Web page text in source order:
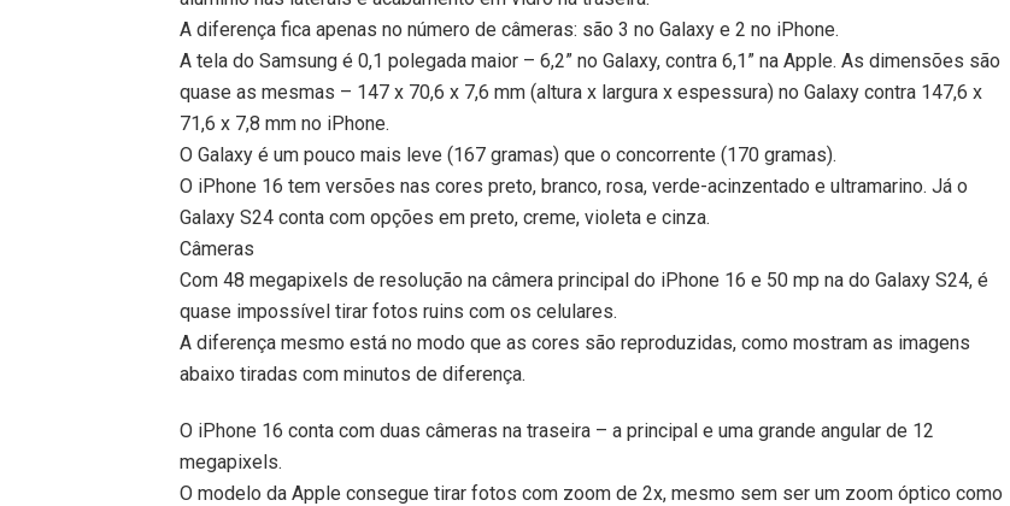
A diferença fica apenas no número de câmeras: são 3 no Galaxy e 2 no iPhone.
A tela do Samsung é 0,1 polegada maior – 6,2” no Galaxy, contra 6,1” na Apple. As dimensões são
quase as mesmas – 147 x 70,6 x 7,6 mm (altura x largura x espessura) no Galaxy contra 147,6 x
71,6 x 7,8 mm no iPhone.
O Galaxy é um pouco mais leve (167 gramas) que o concorrente (170 gramas).
O iPhone 16 tem versões nas cores preto, branco, rosa, verde-acinzentado e ultramarino. Já o
Galaxy S24 conta com opções em preto, creme, violeta e cinza.
Câmeras
Com 48 megapixels de resolução na câmera principal do iPhone 16 e 50 mp na do Galaxy S24, é
quase impossível tirar fotos ruins com os celulares.
A diferença mesmo está no modo que as cores são reproduzidas, como mostram as imagens
abaixo tiradas com minutos de diferença.
O iPhone 16 conta com duas câmeras na traseira – a principal e uma grande angular de 12
megapixels.
O modelo da Apple consegue tirar fotos com zoom de 2x, mesmo sem ser um zoom óptico como